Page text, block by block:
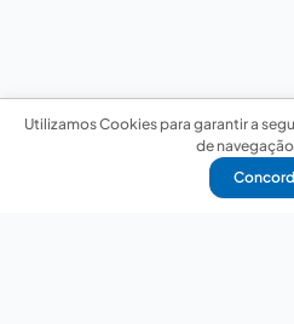
Utilizamos Cookies para garantir a
de